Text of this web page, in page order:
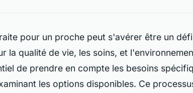
pour un proche peut s'avérer être un défi
la qualité de vie, les soins, et
de prendre en compte les besoins
les options disponibles. Ce